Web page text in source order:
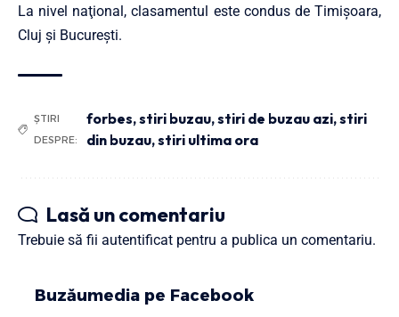
La nivel naţional, clasamentul este condus de Timişoara,
Cluj şi Bucureşti.
ȘTIRI
DESPRE:
forbes,stiri buzau,stiri de buzau azi,stiri
din buzau,stiri ultima ora
Lasă un comentariu
Trebuie să fii autentificat pentru a publica un comentariu.
Buzăumedia pe Facebook